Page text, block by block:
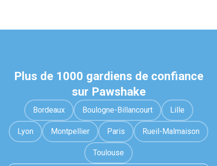
Plus de 1000 gardiens de confiance
sur Pawshake
Bordeaux Boulogne-Billancourt Lille
Lyon Montpellier Paris Rueil-Malmaison
Toulouse